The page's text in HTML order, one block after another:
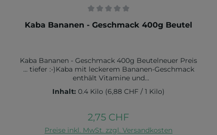
Durchschnittliche Bewertung von 0 von 5 Sternen
Kaba Bananen - Geschmack 400g Beutel
Kaba Bananen - Geschmack 400g Beutelneuer Preis
... tiefer :-)Kaba mit leckerem Bananen-Geschmack
enthält Vitamine und
TraubenzuckerZutaten: Traubenzucker (66 %), Zucker,
MaItodextrin, Bananenaroma, Farbstoffe (Beta-
Vitamin 12 , Folsäure.Nährwert pro 100g:Brennwert in
kJ 1580 / kcal 370Fett in g 0 davon gesättigte
Fettsäuren in g 0Kohlenhydrate in g 93 davon Zucker
Inhalt: 0.4 Kilo (6,88 CHF / 1 Kilo)
Regulärer Preis:
2,75 CHF
Preise inkl. MwSt. zzgl. Versandkosten
In den Warenkorb